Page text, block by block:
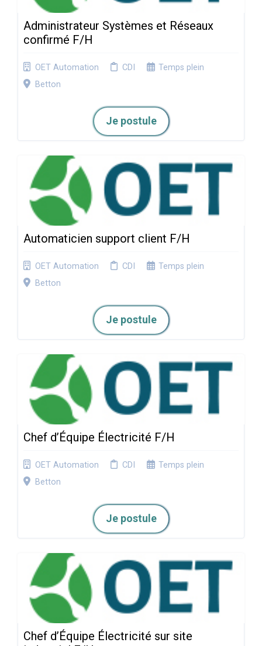
Administrateur Systèmes et Réseaux
confirmé F/H
OET Automation CDI
Temps plein
Betton
Je postule
Automaticien support client F/H
OET Automation CDI
Temps plein
Betton
Je postule
Chef d’Équipe Électricité F/H
OET Automation CDI
Temps plein
Betton
Je postule
Chef d’Équipe Électricité sur site